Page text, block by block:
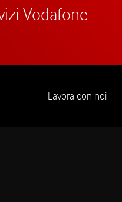
Vodafone
Lavora con noi